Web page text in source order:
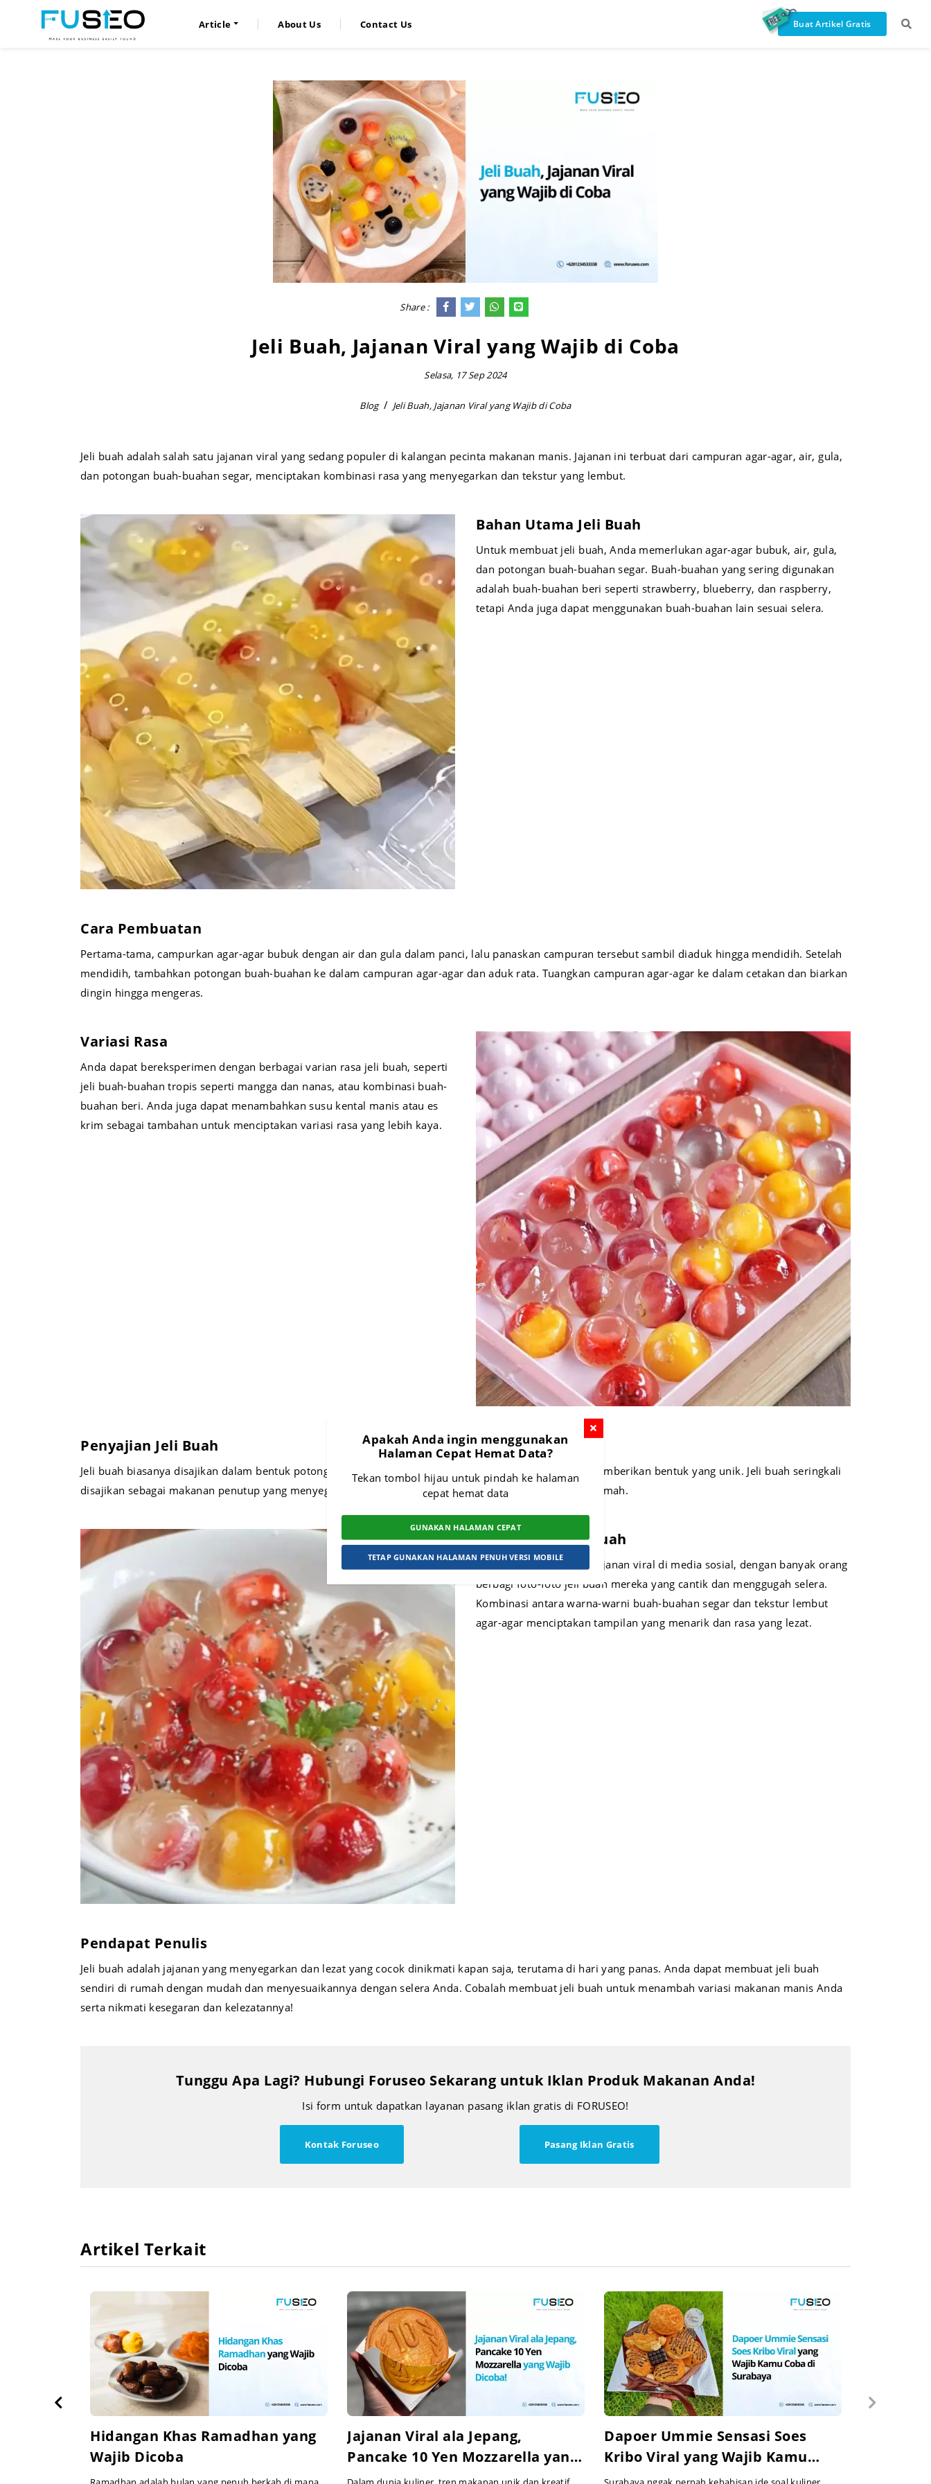
Apakah Anda ingin menggunakan
Halaman Cepat Hemat Data?
Tekan tombol hijau untuk pindah ke halaman
cepat hemat data
GUNAKAN HALAMAN CEPAT
TETAP GUNAKAN HALAMAN PENUH VERSI MOBILE
Article About Us Contact Us Buat Artikel Gratis
Share :
Jeli Buah, Jajanan Viral yang Wajib di Coba
Selasa, 17 Sep 2024
Blog Jeli Buah, Jajanan Viral yang Wajib di Coba
Jeli buah adalah salah satu jajanan viral yang sedang populer di kalangan pecinta makanan manis. Jajanan ini terbuat dari campuran agar-agar, air, gula,
dan potongan buah-buahan segar, menciptakan kombinasi rasa yang menyegarkan dan tekstur yang lembut.
Bahan Utama Jeli Buah
Untuk membuat jeli buah, Anda memerlukan agar-agar bubuk, air, gula,
dan potongan buah-buahan segar. Buah-buahan yang sering digunakan
adalah buah-buahan beri seperti strawberry, blueberry, dan raspberry,
tetapi Anda juga dapat menggunakan buah-buahan lain sesuai selera.
Cara Pembuatan
Pertama-tama, campurkan agar-agar bubuk dengan air dan gula dalam panci, lalu panaskan campuran tersebut sambil diaduk hingga mendidih. Setelah
mendidih, tambahkan potongan buah-buahan ke dalam campuran agar-agar dan aduk rata. Tuangkan campuran agar-agar ke dalam cetakan dan biarkan
dingin hingga mengeras.
Variasi Rasa
Anda dapat bereksperimen dengan berbagai varian rasa jeli buah, seperti
jeli buah-buahan tropis seperti mangga dan nanas, atau kombinasi buah-
buahan beri. Anda juga dapat menambahkan susu kental manis atau es
krim sebagai tambahan untuk menciptakan variasi rasa yang lebih kaya.
Penyajian Jeli Buah
Jeli buah biasanya disajikan dalam bentuk potongan-potongan kecil atau dalam cetakan khusus yang memberikan bentuk yang unik. Jeli buah seringkali
disajikan sebagai makanan penutup yang menyegarkan di acara-acara spesial atau sebagai camilan di rumah.
Popularitas Jeli Buah
Jeli buah telah menjadi jajanan viral di media sosial, dengan banyak orang
berbagi foto-foto jeli buah mereka yang cantik dan menggugah selera.
Kombinasi antara warna-warni buah-buahan segar dan tekstur lembut
agar-agar menciptakan tampilan yang menarik dan rasa yang lezat.
Pendapat Penulis
Jeli buah adalah jajanan yang menyegarkan dan lezat yang cocok dinikmati kapan saja, terutama di hari yang panas. Anda dapat membuat jeli buah
sendiri di rumah dengan mudah dan menyesuaikannya dengan selera Anda. Cobalah membuat jeli buah untuk menambah variasi makanan manis Anda
serta nikmati kesegaran dan kelezatannya!
Tunggu Apa Lagi? Hubungi Foruseo Sekarang untuk Iklan Produk Makanan Anda!
Isi form untuk dapatkan layanan pasang iklan gratis di FORUSEO!
Kontak Foruseo Pasang Iklan Gratis
Artikel Terkait
Hidangan Khas Ramadhan yang
Wajib Dicoba
Jajanan Viral ala Jepang,
Pancake 10 Yen Mozzarella yang
Wajib Dicoba!
Dapoer Ummie Sensasi Soes
Kribo Viral yang Wajib Kamu
Coba di Surabaya